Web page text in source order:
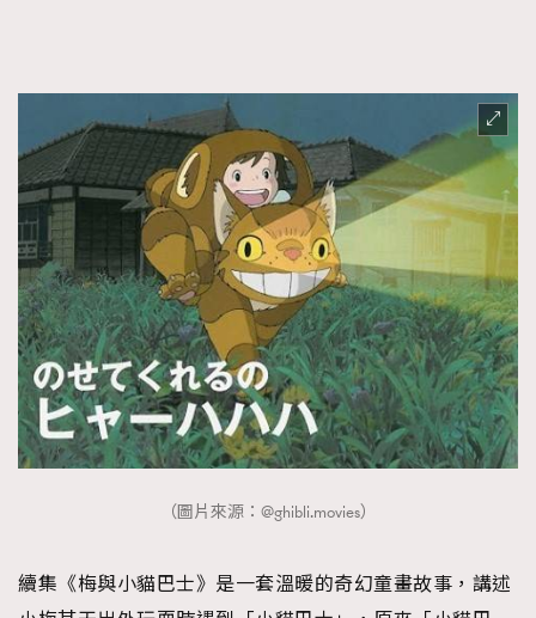
（圖片來源：@ghibli.movies）
續集《梅與小貓巴士》是一套溫暖的奇幻童畫故事，講述